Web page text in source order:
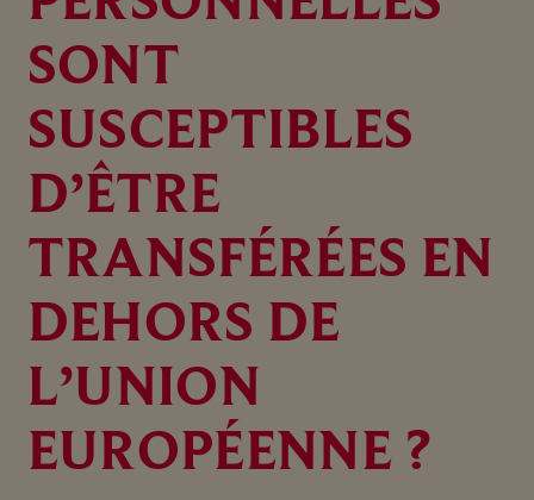
SONT
SUSCEPTIBLES
D’ÊTRE
TRANSFÉRÉES EN
DEHORS DE
L’UNION
EUROPÉENNE ?